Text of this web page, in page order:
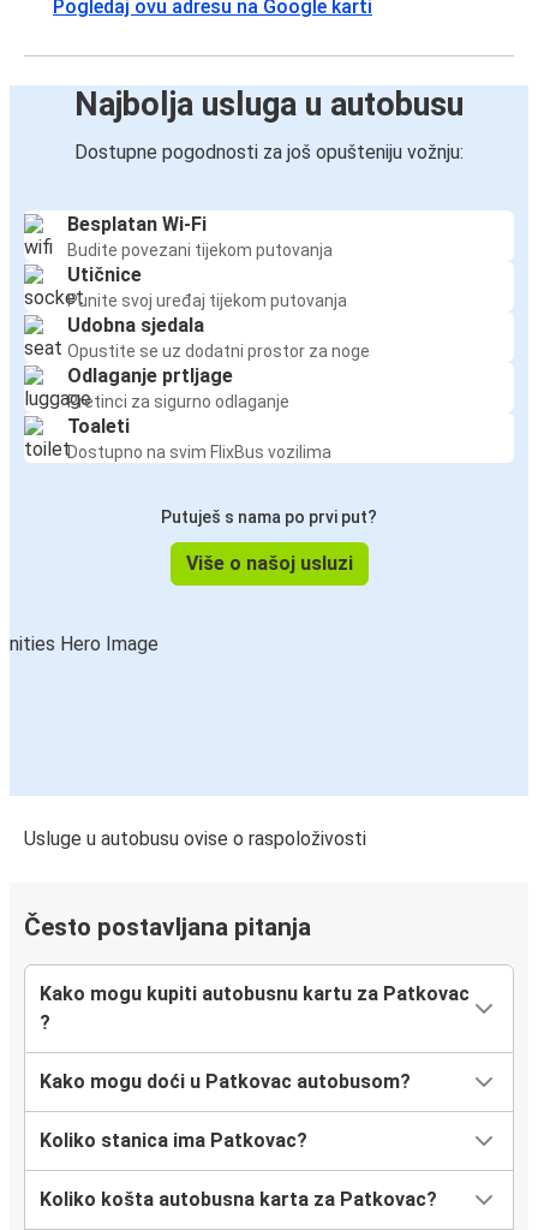
Pogledaj ovu adresu na Google karti
Najbolja usluga u autobusu
Dostupne pogodnosti za još opušteniju vožnju:
Besplatan Wi-Fi
Budite povezani tijekom putovanja
Utičnice
Punite svoj uređaj tijekom putovanja
Udobna sjedala
Opustite se uz dodatni prostor za noge
Odlaganje prtljage
Pretinci za sigurno odlaganje
Toaleti
Dostupno na svim FlixBus vozilima
Putuješ s nama po prvi put?
Više o našoj usluzi
Usluge u autobusu ovise o raspoloživosti
Često postavljana pitanja
Kako mogu kupiti autobusnu kartu za Patkovac
?
Kako mogu doći u Patkovac autobusom?
Koliko stanica ima Patkovac?
Koliko košta autobusna karta za Patkovac?